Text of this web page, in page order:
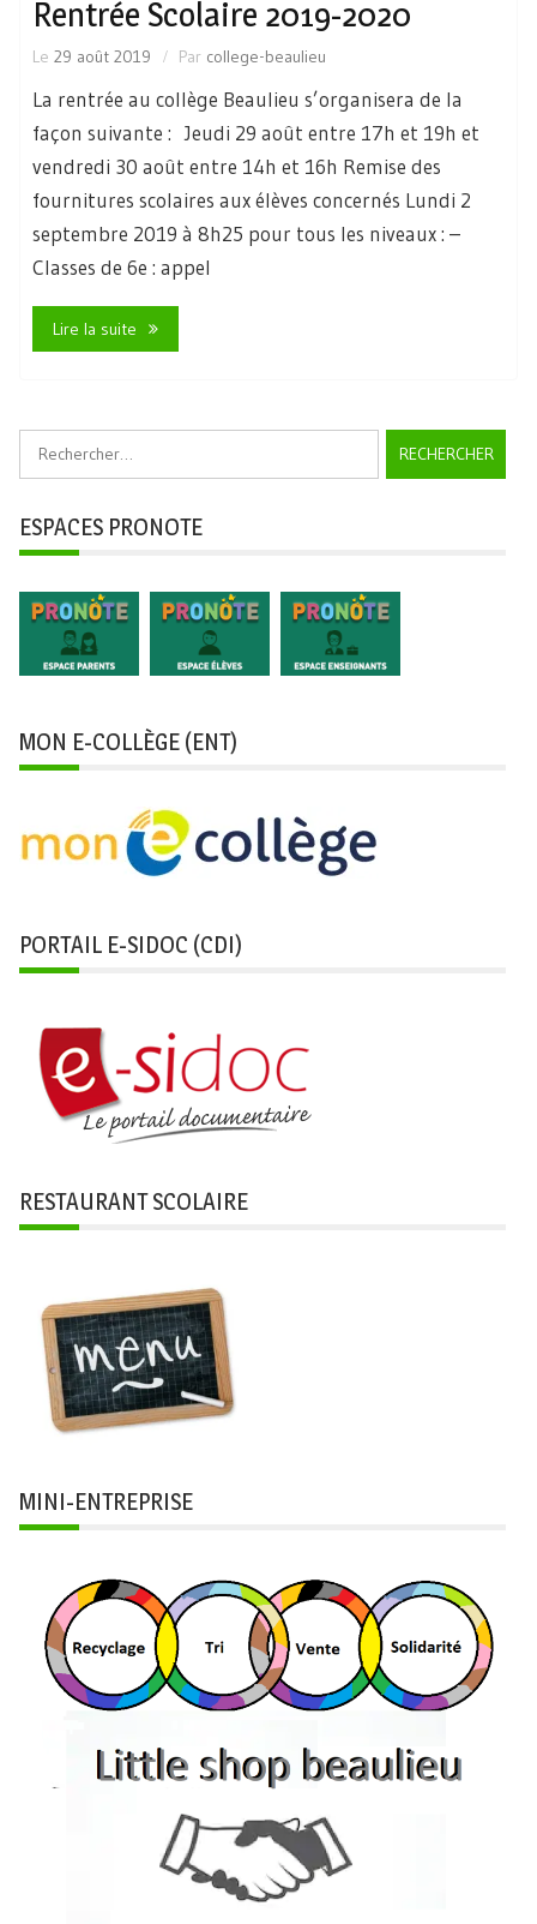
Rentrée Scolaire 2019-2020
Le 29 août 2019 Par college-beaulieu
La rentrée au collège Beaulieu s’organisera de la
façon suivante : Jeudi 29 août entre 17h et 19h et
vendredi 30 août entre 14h et 16h Remise des
fournitures scolaires aux élèves concernés Lundi 2
septembre 2019 à 8h25 pour tous les niveaux : –
Classes de 6e : appel
Lire la suite
ESPACES PRONOTE
MON E-COLLÈGE (ENT)
PORTAIL E-SIDOC (CDI)
RESTAURANT SCOLAIRE
MINI-ENTREPRISE